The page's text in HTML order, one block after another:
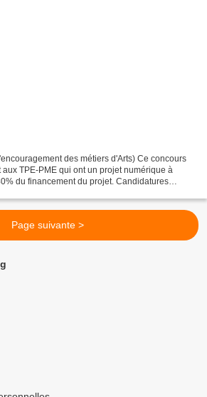
des métiers d'Arts) Ce concours
TPE-PME qui ont un projet numérique à
du financement du projet. Candidatures
Page suivante >